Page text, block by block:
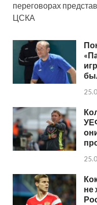
переговорах
ЦСКА
не